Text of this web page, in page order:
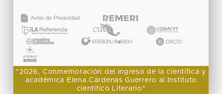
"2026, Conmemoración del ingreso de la científica y
académica Elena Cárdenas Guerrero al Instituto
científico Literario"